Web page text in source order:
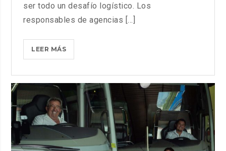
ser todo un desafío logístico. Los
responsables de agencias [...]
LEER MÁSCÓMO
UN
PUEDE
HACER
QUE
TU
TRASLADO
AL